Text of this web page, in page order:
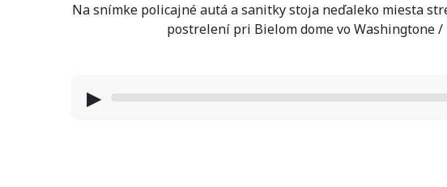
Na snímke policajné autá a sanitky stoja neďaleko miesta
postrelení pri Bielom dome vo Washingtone /
▶